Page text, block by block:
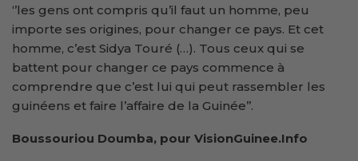
‘’les gens ont compris qu’il faut un homme, peu
importe ses origines, pour changer ce pays. Et cet
homme, c’est Sidya Touré (…). Tous ceux qui se
battent pour changer ce pays commence à
comprendre que c’est lui qui peut rassembler les
guinéens et faire l’affaire de la Guinée’’.
Boussouriou Doumba, pour VisionGuinee.Info